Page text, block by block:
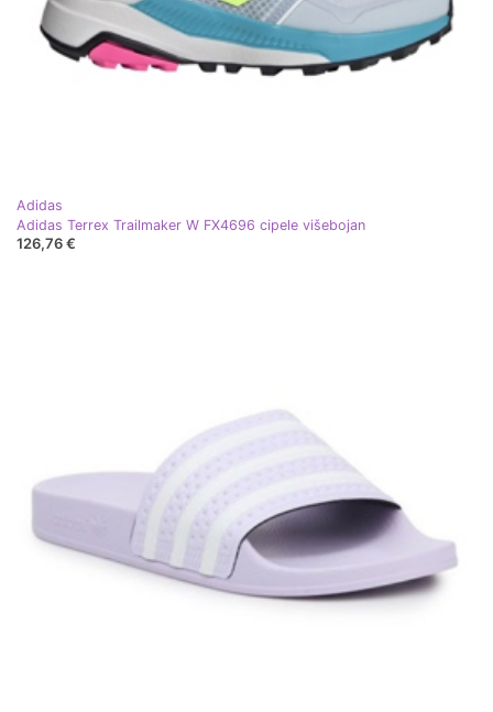
Adidas
Adidas Terrex Trailmaker W FX4696 cipele višebojan
126,76 €